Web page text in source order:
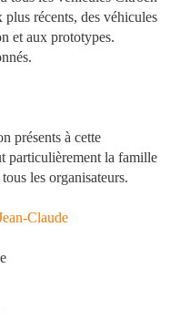
plus récents, des véhicules
et aux prototypes.
présents à cette
particulièrement la famille
les organisateurs.
Claude